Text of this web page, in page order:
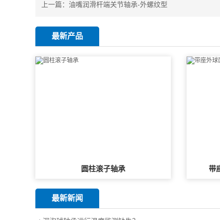
上一篇： 油嘴润滑杆端关节轴承-外螺纹型
最新产品
圆柱滚子轴承 带
最新新闻